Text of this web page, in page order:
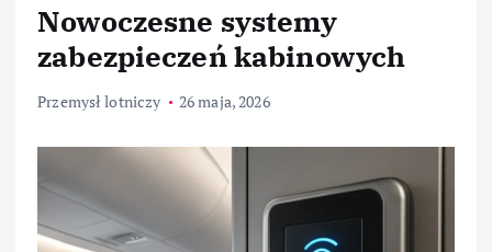
Nowoczesne systemy
zabezpieczeń kabinowych
Przemysł lotniczy 26 maja, 2026